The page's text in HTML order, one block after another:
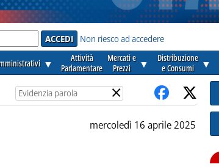
Non riesco ad accedere
▼
Attività
Parlamentare
Mercati e
Prezzi
▼
Distribuzione
e Consumi
▼
×
mercoledì 16 aprile 2025